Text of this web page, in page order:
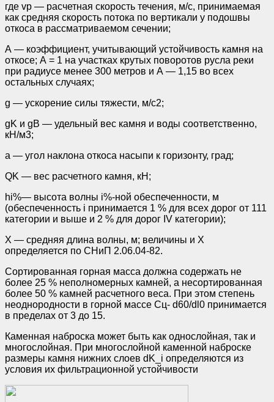
где vp — расчетная скорость течения, м/с, принимаемая
как средняя скорость потока по вертикали у подошвы
откоса в рассматриваемом сечении;
А — коэффициент, учитывающий устойчивость камня на
откосе; А = 1 на участках крутых поворотов русла реки
при радиусе менее 300 метров и А — 1,15 во всех
остальных случаях;
g — ускорение силы тяжести, м/с2;
gK и gB — удельный вес камня и воды соответственно,
кН/м3;
а — угол наклона откоса насыпи к горизонту, град;
QK — вес расчетного камня, кН;
hi%— высота волны i%-ной обеспеченности, м
(обеспеченность i принимается 1 % для всех дорог от 111
категории и выше и 2 % для дорог IV категории);
X — средняя длина волны, м; величины и X
определяется по СНиП 2.06.04-82.
Сортированная горная масса должна содержать не
более 25 % неполномерных камней, а несортированная
более 50 % камней расчетного веса. При этом степень
неоднородности в горной массе Сц- d60/dl0 принимается
в пределах от 3 до 15.
Каменная наброска может быть как однослойная, так и
многослойная. При многослойной каменной наброске
размеры камня нижних слоев dK_i определяются из
условия их фильтрационной устойчивости